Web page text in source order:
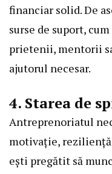
financiar solid. De
surse de suport,
prietenii, mentorii
ajutorul necesar.
4. Starea de
Antreprenoriatul
motivație,
ești pregătit să